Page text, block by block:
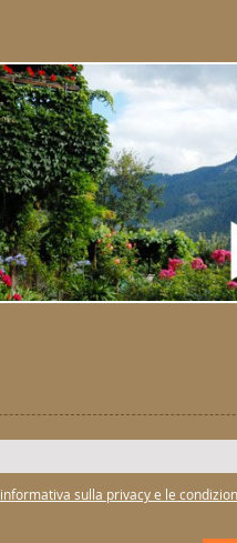
informativa sulla privacy e le